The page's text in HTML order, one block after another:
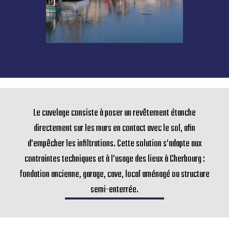
Le cuvelage consiste à poser un revêtement étanche
directement sur les murs en contact avec le sol, afin
d’empêcher les infiltrations. Cette solution s’adapte aux
contraintes techniques et à l’usage des lieux à Cherbourg :
fondation ancienne, garage, cave, local aménagé ou structure
semi-enterrée.